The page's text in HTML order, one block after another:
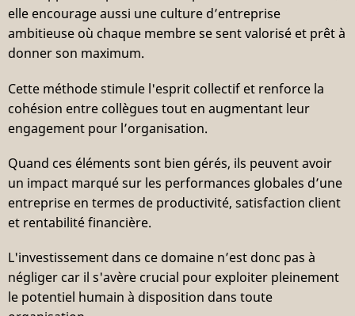
elle encourage aussi une culture d’entreprise
ambitieuse où chaque membre se sent valorisé et prêt à
donner son maximum.
Cette méthode stimule l'esprit collectif et renforce la
cohésion entre collègues tout en augmentant leur
engagement pour l’organisation.
Quand ces éléments sont bien gérés, ils peuvent avoir
un impact marqué sur les performances globales d’une
entreprise en termes de productivité, satisfaction client
et rentabilité financière.
L'investissement dans ce domaine n’est donc pas à
négliger car il s'avère crucial pour exploiter pleinement
le potentiel humain à disposition dans toute